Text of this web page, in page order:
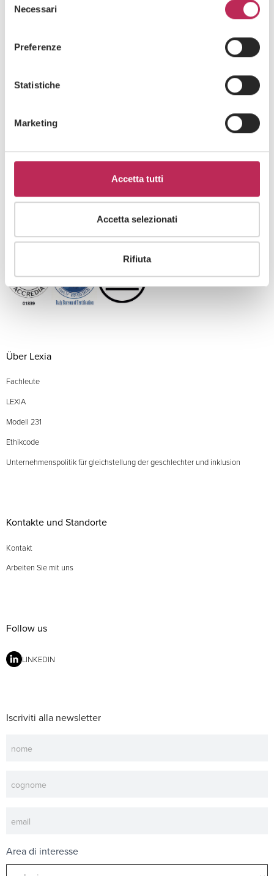
Attenzione: chiudendo questo banner, cliccando in
un’area sottostante o accedendo ad un’altra pagina del
delNecessari
Preferenze
Statistiche
Marketing
Accetta tutti
Accetta selezionati
Rifiuta
Schreiben Sie uns
EXPERTISE
Über Lexia
Fachleute
LEXIA
Modell 231
Ethikcode
Unternehmenspolitik für gleichstellung der geschlechter und inklusion
Kontakte und Standorte
Kontakt
Arbeiten Sie mit uns
Follow us
LINKEDIN
Iscriviti alla newsletter
Area di interesse